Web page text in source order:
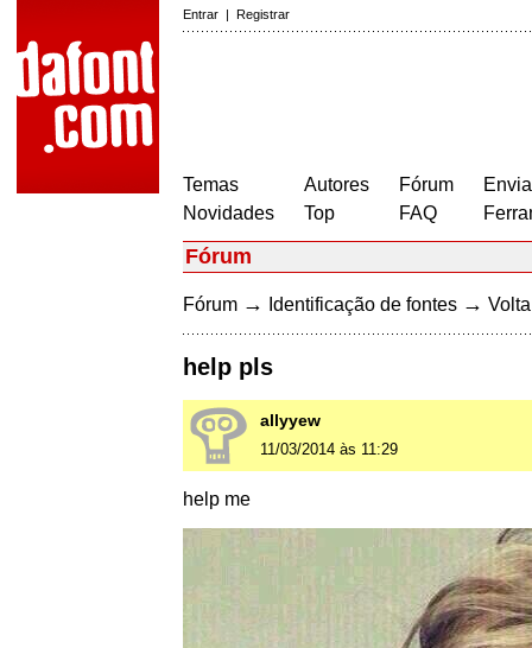
Entrar | Registrar
Temas
Novidades
Autores
Top
Fórum
FAQ
Fórum
Fórum → Identificação de fontes →
help pls
allyyew
11/03/2014 às 11:29
help me